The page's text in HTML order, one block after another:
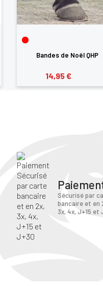
Bandes de Noël QHP
14,95 €
Sécurisé par
bancaire et en
3x, 4x, J+15 et